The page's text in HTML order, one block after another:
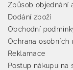
Způsob objednání
Dodání zboží
Obchodní
Ochrana osobních
Reklamace
Postup nákupu na